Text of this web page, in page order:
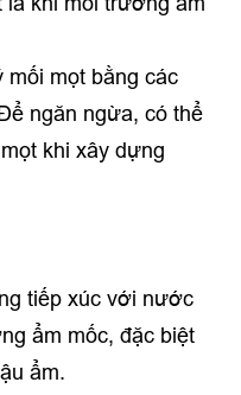
mối mọt bằng các
ngăn ngừa, có thể
khi xây dựng
tiếp xúc với nước
ẩm mốc, đặc biệt
ẩm.